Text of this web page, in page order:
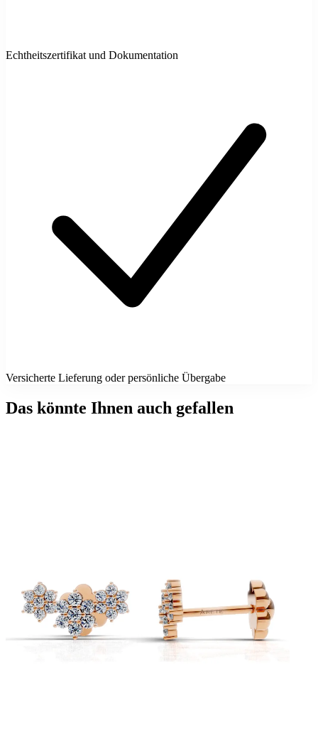
Echtheitszertifikat und Dokumentation
Versicherte Lieferung oder persönliche Übergabe
Das könnte Ihnen auch gefallen